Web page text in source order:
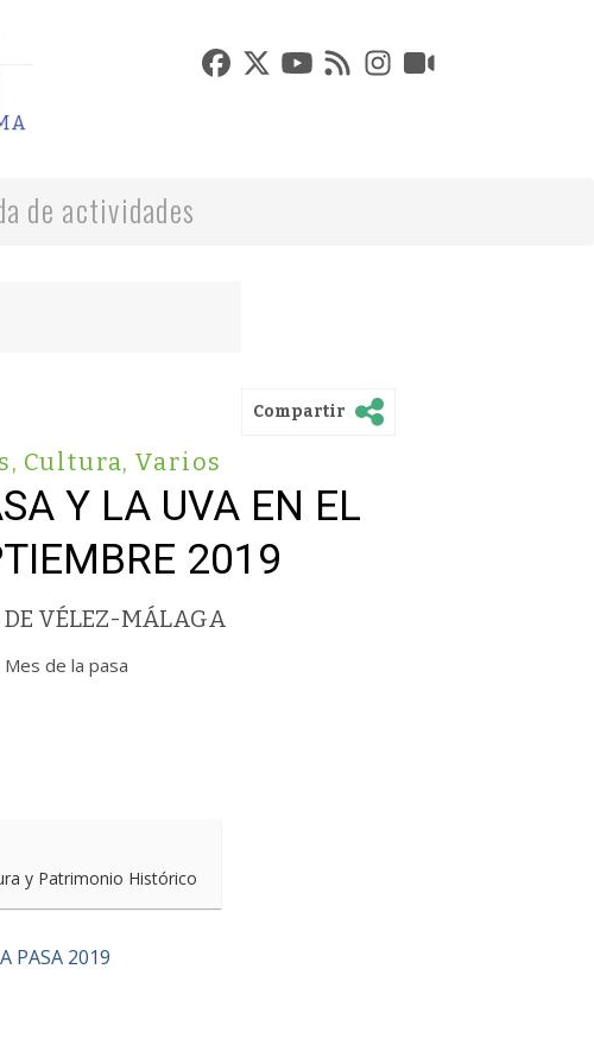
de actividades
Compartir
, Cultura, Varios
Y LA UVA EN EL
2019
DE VÉLEZ-MÁLAGA
de la pasa
y Patrimonio Histórico
PASA 2019